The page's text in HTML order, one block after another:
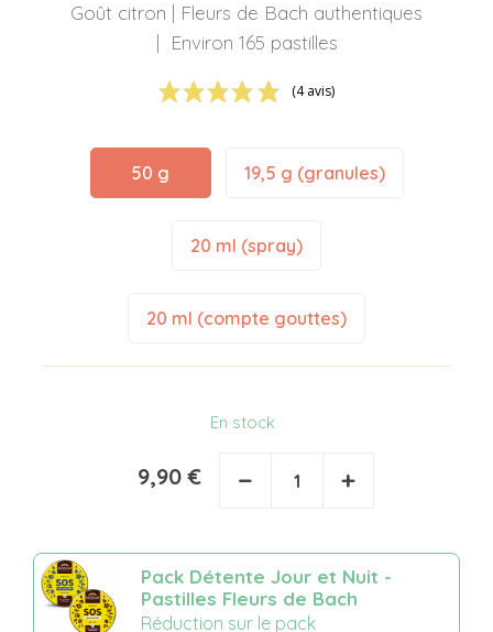
Goût citron | Fleurs de Bach authentiques
| Environ 165 pastilles
(4 avis)
50 g 19,5 g (granules)
20 ml (spray)
20 ml (compte gouttes)
En stock
9,90 € − +
Pack Détente Jour et Nuit -
Pastilles Fleurs de Bach
Réduction sur le pack